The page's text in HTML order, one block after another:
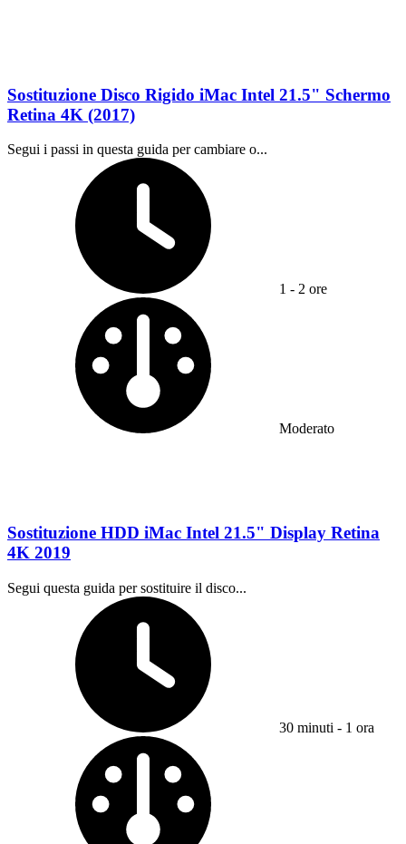
Sostituzione Disco Rigido iMac Intel 21.5" Schermo
Retina 4K (2017)
Segui i passi in questa guida per cambiare o...
1 - 2 ore
Moderato
Sostituzione HDD iMac Intel 21.5" Display Retina
4K 2019
Segui questa guida per sostituire il disco...
30 minuti - 1 ora